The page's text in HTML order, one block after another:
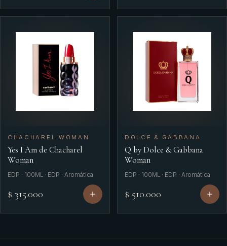
CHACHAREL WOMAN
Yes I Am de Chacharel
Woman
EDP · 100ML · EDP · Aromática
$ 315.000
DOLCE & GABBANA
Q by Dolce & Gabbana
Woman
EDP · 100ML · EDP · Aromática
$ 510.000